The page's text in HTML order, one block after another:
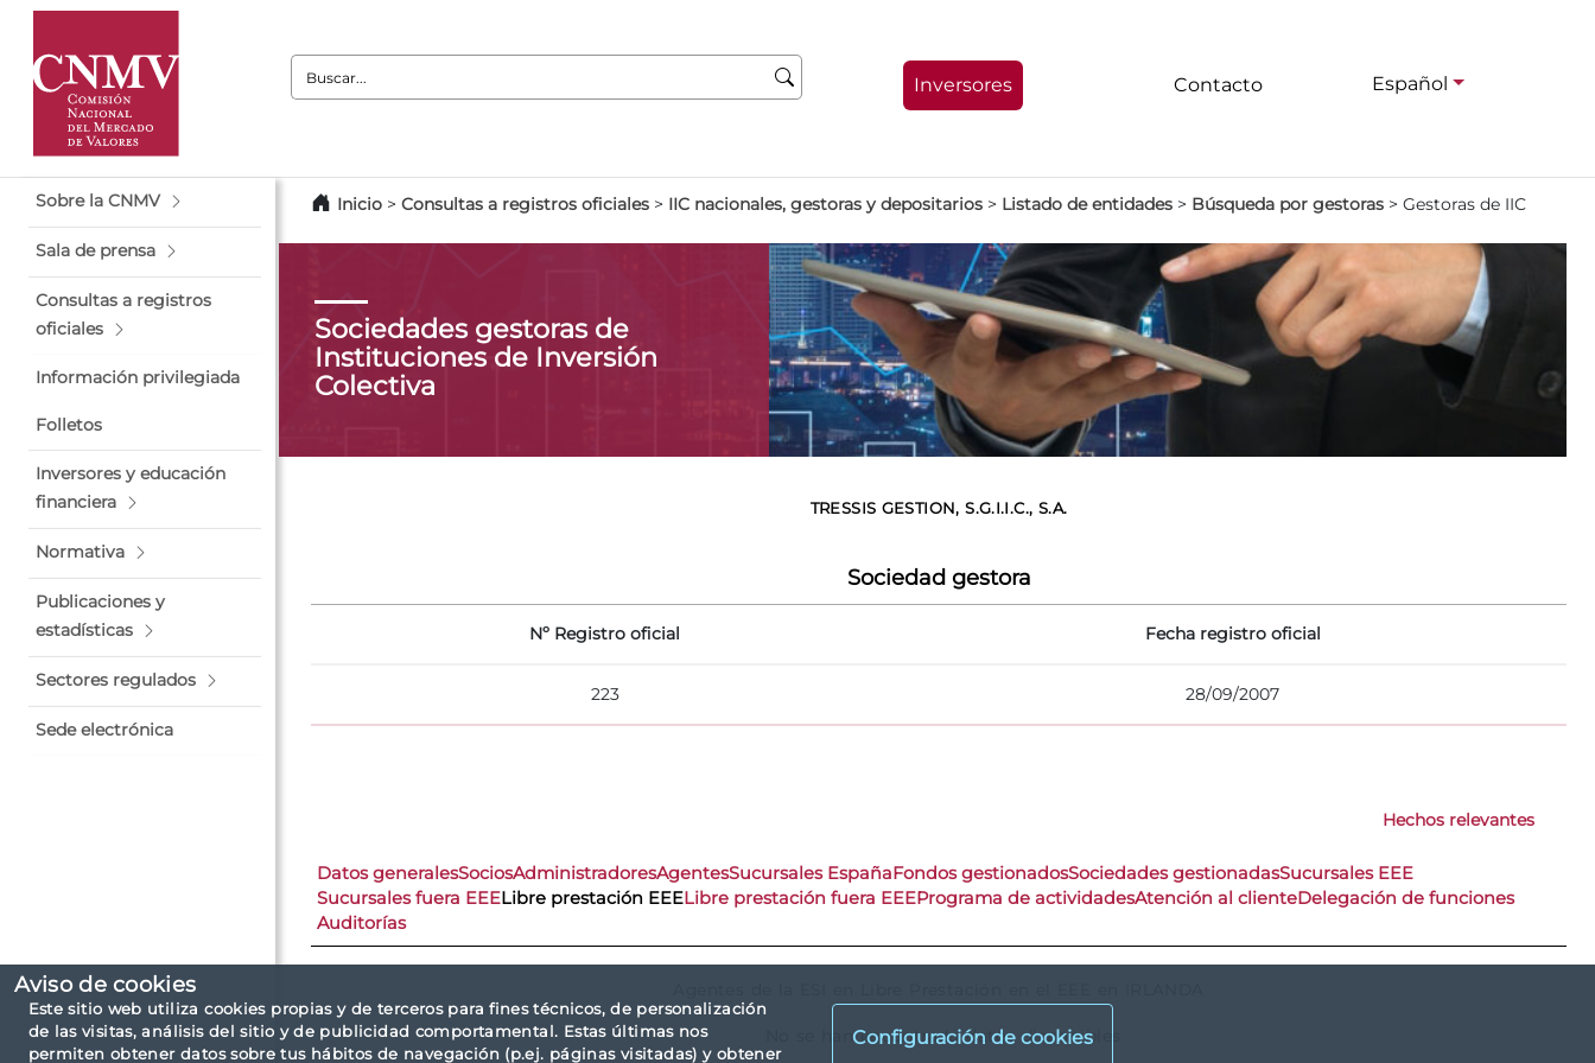
Aviso de cookies
Este sitio web utiliza cookies propias y de terceros para fines técnicos, de personalización
de las visitas, análisis del sitio y de publicidad comportamental. Estas últimas nos
permiten obtener datos sobre tus hábitos de navegación (p.ej. páginas visitadas) y obtener
Configuración de cookies
Buscar:
Inversores Contacto Español
Sobre la CNMV
Sala de prensa
Consultas a registros
oficiales
Información privilegiada
Folletos
Inversores y educación
financiera
Normativa
Publicaciones y
estadísticas
Sectores regulados
Sede electrónica
Inicio > Consultas a registros oficiales > IIC nacionales, gestoras y depositarios > Listado de entidades > Búsqueda por gestoras > Gestoras de IIC
Sociedades gestoras de
Instituciones de Inversión
Colectiva
TRESSIS GESTION, S.G.I.I.C., S.A.
Sociedad gestora
Nº Registro oficial Fecha registro oficial
223 28/09/2007
Hechos relevantes
Datos generalesSociosAdministradoresAgentesSucursales EspañaFondos gestionadosSociedades gestionadasSucursales EEE
Sucursales fuera EEELibre prestación EEELibre prestación fuera EEEPrograma de actividadesAtención al clienteDelegación de funciones
Auditorías
No se han encontrado datos disponibles